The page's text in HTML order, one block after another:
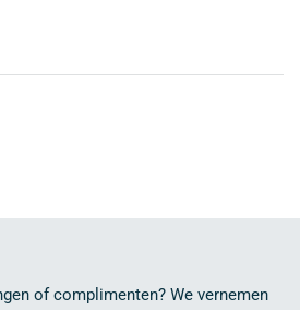
of complimenten? We vernemen